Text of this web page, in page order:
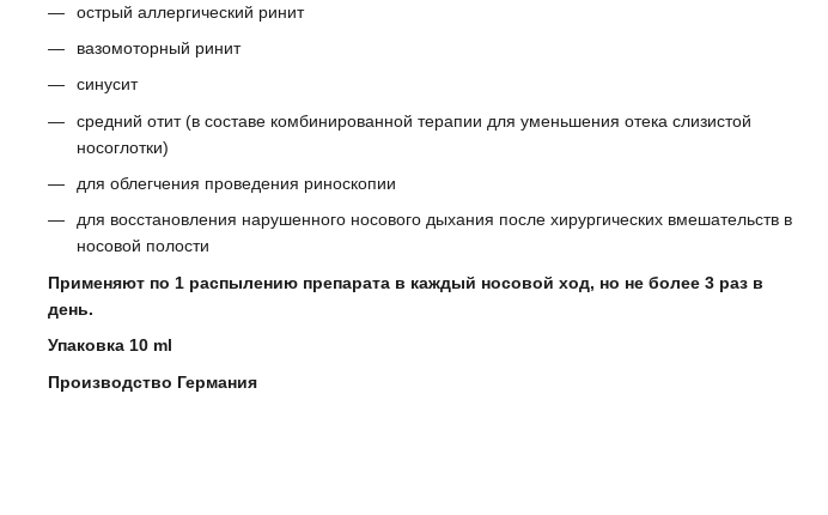
острый аллергический ринит
вазомоторный ринит
синусит
средний отит (в составе комбинированной терапии для уменьшения отека слизистой
носоглотки)
для облегчения проведения риноскопии
для восстановления нарушенного носового дыхания после хирургических вмешательств в
носовой полости
Применяют по 1 распылению препарата в каждый носовой ход, но не более 3 раз в
день.
Упаковка 10 ml
Производство Германия